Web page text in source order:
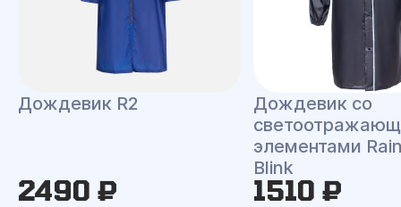
Дождевик R2
2490 ₽
Дождевик со
элементами
Blink
1510 ₽